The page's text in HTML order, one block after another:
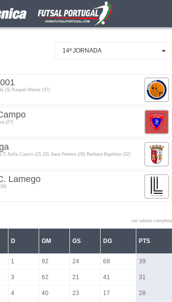
14ª JORNADA
(5) Raquel Matos (37)
(27)
Sofia Castro (25,23) Sara Pereira (28) Barbara Baptista (32)
Lamego
ver tabela completa
D GM GS DG PTS
1 92 24 68 39
3 62 21 41 31
4 40 23 17 28